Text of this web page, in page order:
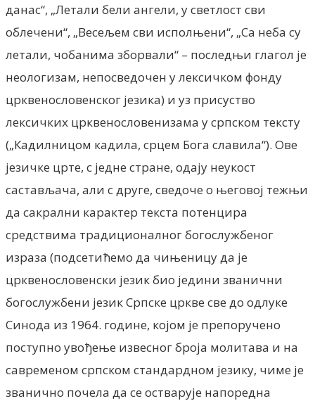
данас“, „Летали бели ангели, у светлост сви
облечени“, „Весељем сви исполњени“, „Са неба су
летали, чобанима зборвали“ – последњи глагол је
неологизам, непосведочен у лексичком фонду
црквенословенског језика) и уз присуство
лексичких црквенословенизама у српском тексту
(„Кадилницом кадила, срцем Бога славила“). Ове
језичке црте, с једне стране, одају неукост
састављача, али с друге, сведоче о његовој тежњи
да сакрални карактер текста потенцира
средствима традиционалног богослужбеног
израза (подсетићемо да чињеницу да је
црквенословенски језик био једини званични
богослужбени језик Српске цркве све до одлуке
Синода из 1964. године, којом је препоручено
поступно увођење извесног броја молитава и на
савременом српском стандардном језику, чиме је
званично почела да се остварује напоредна